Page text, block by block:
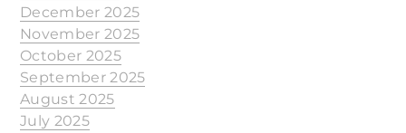
December 2025
November 2025
October 2025
September 2025
August 2025
July 2025